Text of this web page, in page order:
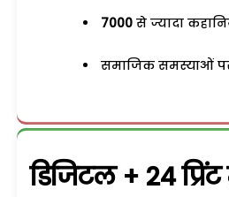
7000 से ज्यादा
समाजिक समस्याओं
डिजिटल + 24